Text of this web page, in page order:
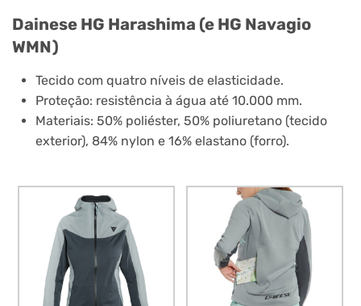
Dainese HG Harashima (e HG Navagio
WMN)
Tecido com quatro níveis de elasticidade.
Proteção: resistência à água até 10.000 mm.
Materiais: 50% poliéster, 50% poliuretano (tecido
exterior), 84% nylon e 16% elastano (forro).